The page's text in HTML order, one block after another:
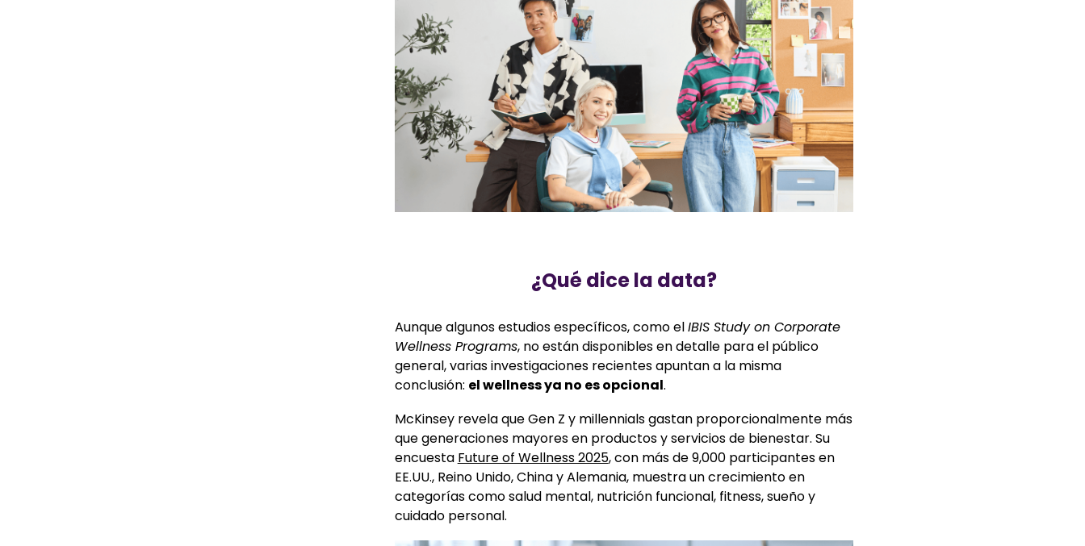
¿Qué dice la data?
Aunque algunos estudios específicos, como elIBIS Study on Corporate
Wellness Programs, no están disponibles en detalle para el público
general, varias investigaciones recientes apuntan a la misma
conclusión: el wellness ya no es opcional.
McKinsey revela que Gen Z y millennials gastan proporcionalmente más
que generaciones mayores en productos y servicios de bienestar. Su
encuesta Future of Wellness 2025,con más de 9,000 participantes en
EE.UU., Reino Unido, China y Alemania, muestra un crecimiento en
categorías como salud mental, nutrición funcional, fitness, sueño y
cuidado personal.